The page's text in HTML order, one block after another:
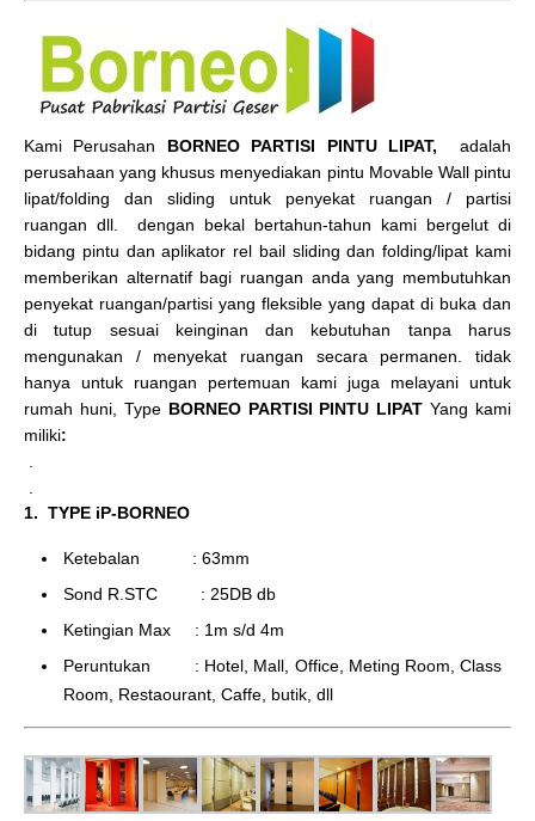
Kami Perusahan BORNEO PARTISI PINTU LIPAT, adalah
perusahaan yang khusus menyediakan pintu Movable Wall pintu
lipat/folding dan sliding untuk penyekat ruangan / partisi
ruangan dll. dengan bekal bertahun-tahun kami bergelut di
bidang pintu dan aplikator rel bail sliding dan folding/lipat kami
memberikan alternatif bagi ruangan anda yang membutuhkan
penyekat ruangan/partisi yang fleksible yang dapat di buka dan
di tutup sesuai keinginan dan kebutuhan tanpa harus
mengunakan / menyekat ruangan secara permanen. tidak
hanya untuk ruangan pertemuan kami juga melayani untuk
rumah huni, Type BORNEO PARTISI PINTU LIPAT Yang kami
miliki:
1. TYPE iP-BORNEO
Ketebalan : 63mm
Sond R.STC : 25DB db
Ketingian Max : 1m s/d 4m
Peruntukan : Hotel, Mall, Office, Meting Room, Class
Room, Restaourant, Caffe, butik, dll